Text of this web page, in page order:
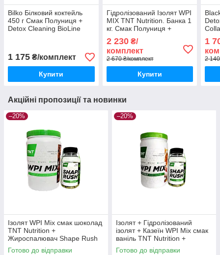
Bilko Білковий коктейль
450 г Смак Полуниця +
Detox Cleaning BioLine
1 175 ₴/комплект
Купити
Гідролізований Ізолят WPI
MIX TNT Nutrition. Банка 1
кг. Смак Полуниця +
BLACK FIRE Fat Burner +
DETOX
2 230₴/
комплект
2 670 ₴/комплект
Купити
1
2
Акційні пропозиції та новинки
–20%
Ізолят WPI Mix смак шоколад
TNT Nutrition +
Жироспалювач Shape Rush
Готово до відправки
–20%
Ізолят + Гідролізований
ізолят + Казеїн WPI Mix смак
ваніль TNT Nutrition +
Жироспалювач Shape Rush
Готово до відправки